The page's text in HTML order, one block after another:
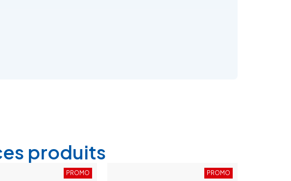
produits
PROMO PROMO